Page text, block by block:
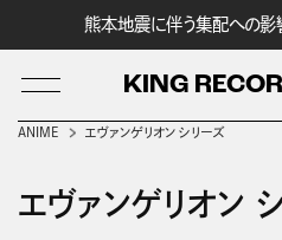
熊本地震に伴う集配への
KING
ANIME エヴァンゲリオン シリーズ
エヴァンゲリオン